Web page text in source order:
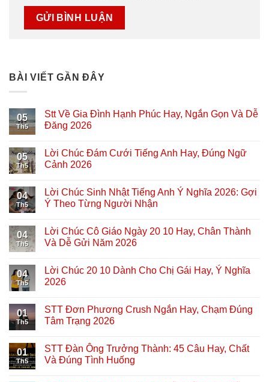
BÀI VIẾT GẦN ĐÂY
05
Th5
Stt Về Gia Đình Hạnh Phúc Hay, Ngắn Gọn Và Dễ
Đăng 2026
05
Th5
Lời Chúc Đám Cưới Tiếng Anh Hay, Đúng Ngữ
Cảnh 2026
04
Th5
Lời Chúc Sinh Nhật Tiếng Anh Ý Nghĩa 2026: Gợi
Ý Theo Từng Người Nhận
04
Th5
Lời Chúc Cô Giáo Ngày 20 10 Hay, Chân Thành
Và Dễ Gửi Năm 2026
04
Th5
Lời Chúc 20 10 Dành Cho Chị Gái Hay, Ý Nghĩa
2026
01
Th5
STT Đơn Phương Crush Ngắn Hay, Chạm Đúng
Tâm Trạng 2026
01
Th5
STT Đàn Ông Trưởng Thành: 45 Câu Hay, Chất
Và Đúng Tình Huống